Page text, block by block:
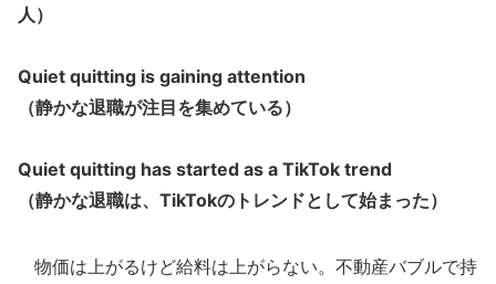
人）
Quiet quitting is gaining attention
（静かな退職が注目を集めている）
Quiet quitting has started as a TikTok trend
（静かな退職は、TikTokのトレンドとして始まった）
物価は上がるけど給料は上がらない。不動産バブルで持